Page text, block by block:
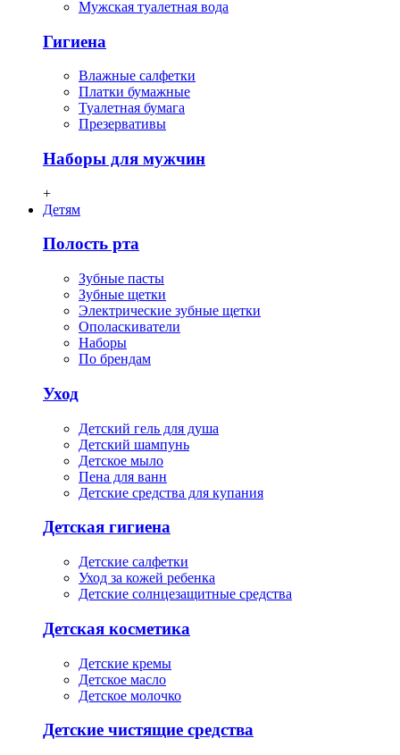
Мужская туалетная вода
Гигиена
Влажные салфетки
Платки бумажные
Туалетная бумага
Презервативы
Наборы для мужчин
+
Детям
Полость рта
Зубные пасты
Зубные щетки
Электрические зубные щетки
Ополаскиватели
Наборы
По брендам
Уход
Детский гель для душа
Детский шампунь
Детское мыло
Пена для ванн
Детские средства для купания
Детская гигиена
Детские салфетки
Уход за кожей ребенка
Детские солнцезащитные средства
Детская косметика
Детские кремы
Детское масло
Детское молочко
Детские чистящие средства